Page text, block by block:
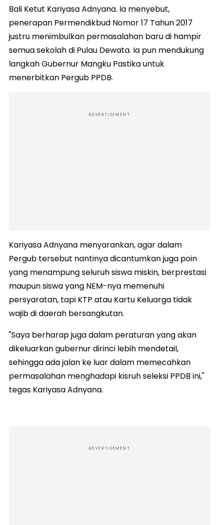
Bali Ketut Kariyasa Adnyana. Ia menyebut,
penerapan Permendikbud Nomor 17 Tahun 2017
justru menimbulkan permasalahan baru di hampir
semua sekolah di Pulau Dewata. Ia pun mendukung
langkah Gubernur Mangku Pastika untuk
menerbitkan Pergub PPDB.
ADVERTISEMENT
Kariyasa Adnyana menyarankan, agar dalam
Pergub tersebut nantinya dicantumkan juga poin
yang menampung seluruh siswa miskin, berprestasi
maupun siswa yang NEM-nya memenuhi
persyaratan, tapi KTP atau Kartu Keluarga tidak
wajib di daerah bersangkutan.
"Saya berharap juga dalam peraturan yang akan
dikeluarkan gubernur dirinci lebih mendetail,
sehingga ada jalan ke luar dalam memecahkan
permasalahan menghadapi kisruh seleksi PPDB ini,"
tegas Kariyasa Adnyana.
ADVERTISEMENT